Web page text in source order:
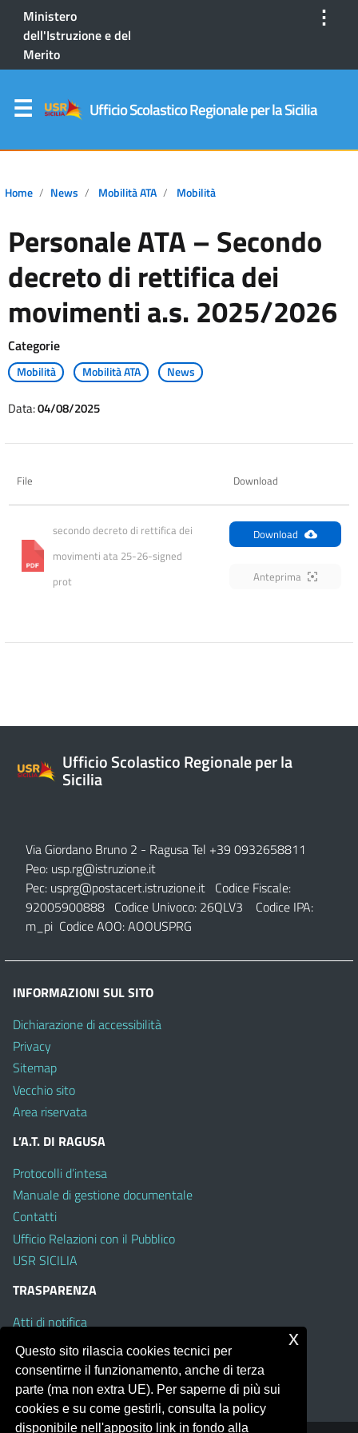
Ministero
dell'Istruzione e del
Merito
⋮
Ufficio Scolastico Regionale per la Sicilia
Home News Mobilità ATA Mobilità
Personale ATA – Secondo
decreto di rettifica dei
movimenti a.s. 2025/2026
Categorie
Mobilità Mobilità ATA News
Data:04/08/2025
File Download
secondo decreto di rettifica dei
movimenti ata 25-26-signed
prot
Download
Anteprima
Ufficio Scolastico Regionale per la
Sicilia
Via Giordano Bruno 2 - Ragusa Tel +39 0932658811
Peo: usp.rg@istruzione.it
Pec: usprg@postacert.istruzione.it Codice Fiscale:
92005900888 Codice Univoco: 26QLV3 Codice IPA:
m_pi Codice AOO: AOOUSPRG
INFORMAZIONI SUL SITO
Dichiarazione di accessibilità
Privacy
Sitemap
Vecchio sito
Area riservata
L’A.T. DI RAGUSA
Protocolli d’intesa
Manuale di gestione documentale
Contatti
Ufficio Relazioni con il Pubblico
USR SICILIA
TRASPARENZA
Atti di notifica
Albo on line
Amministrazione Trasparente
Obiettivi di Accessibilità
Questo sito rilascia cookies tecnici per
consentirne il funzionamento, anche di terza
parte (ma non extra UE). Per saperne di più sui
cookies e su come gestirli, consulta la policy
disponibile nell'apposito link in fondo alla
x